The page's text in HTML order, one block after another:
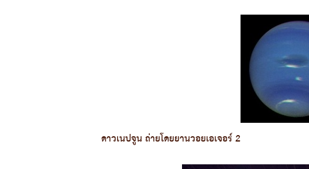
ดาวเนปจูน ถ่ายโดยยานวอยเอเจอร์ 2